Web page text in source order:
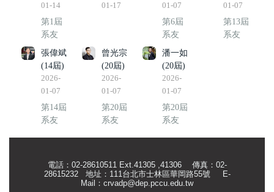
01-14
第1屆
系友
01-17
01-07
第6屆
系友
01-07
第13屆
系友
張偉斌
(14屆)
2026-
01-07
第14屆
系友
曾光宗
(20屆)
2026-
01-07
第20屆
系友
潘一如
(20屆)
2026-
01-07
第20屆
系友
電話：02-28610511 Ext.41305 ,41306 傳真：02-
28615232 地址：111台北市士林區華岡路55號
E-
Mail： crvadp@dep.pccu.edu.tw